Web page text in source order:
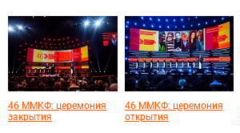
46 ММКФ: церемония
закрытия
46 ММКФ: церемония
открытия